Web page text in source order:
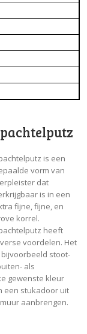
is een
vorm van
dat
is in een
fijne, fijne, en
korrel.
heeft
voordelen. Het
bijvoorbeeld stoot-
als
gewenste kleur
een stukadoor uit
aanbrengen.